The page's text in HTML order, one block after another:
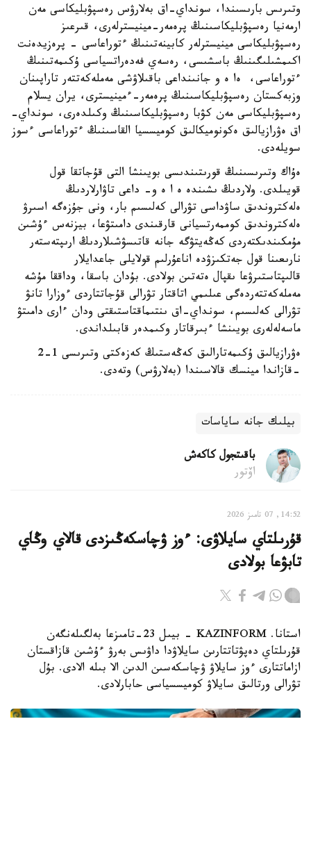
وتىرىس بارىسىندا، سونداي-اق بەلارۋس رەسپۋبليكاسى مەن
ارمەنيا رەسپۋبليكاسىنىڭ پرەمەر-مينيسترلەرى، قىرعىز
رەسپۋبليكاسى مينيسترلەر كابينەتىنىڭ ءتوراعاسى - پرەزيدەنت
اكىمشىلىگىنىڭ باسشىسى، رەسەي فەدەراتسياسى ۇكىمەتىنىڭ
ءتوراعاسى، ەا ە و جانىنداعى باقىلاۋشى مەملەكەتتەر تاراپىنان
وزبەكستان رەسپۋبليكاسىنىڭ پرەمەر-ءمينيسترى، يران يسلام
رەسپۋبليكاسى مەن كۋبا رەسپۋبليكاسىنىڭ وكىلدەرى، سونداي-
اق ەۋرازيالىق ەكونوميكالىق كوميسسيا القاسىنىڭ ءتوراعاسى ءسوز
سويلەدى.
ەۇاك وتىرىسىنىڭ قورىتىندىسى بويىنشا التى قۇجاتقا قول
قويىلدى. ولاردىڭ ىشىندە ە ا ە و- داعى تاۋارلاردىڭ
ەلەكتروندىق ساۋداسى تۋرالى كەلىسىم بار، ونى جۇزەگە اسىرۋ
ەلەكتروندىق كوممەرتسيانى قارقىندى دامىتۋعا، بيزنەس ءۇشىن
مۇمكىندىكتەردى كەڭەيتۋگە جانە قاتىسۋشىلاردىڭ ارىپتەستەر
نارىعىنا قول جەتكىزۋدە اناعۇرلىم قولايلى جاعدايلار
قالىپتاستىرۋعا ىقپال ەتەتىن بولادى. بۇدان باسقا، وداققا مۇشە
مەملەكەتتەردەگى عىلىمي اتاقتار تۋرالى قۇجاتتاردى ءوزارا تانۋ
تۋرالى كەلىسىم، سونداي-اق ىنتىماقتاستىقتى ودان ءارى دامىتۋ
ماسەلەلەرى بويىنشا ءبىرقاتار وكىمدەر قابىلداندى.
ەۋرازيالىق ۇكىمەتارالىق كەڭەستىڭ كەزەكتى وتىرىسى 1-2
-قازاندا مينسك قالاسىندا (بەلارۋس) وتەدى.
بيلىك جانە ساياسات
باقىتجول كاكەش
اۆتور
14:52, 07 تامىز 2026
قۇرىلتاي سايلاۋى: ءوز ۋچاسكەڭىزدى قالاي وڭاي
تابۋعا بولادى
استانا. KAZINFORM - بيىل 23-تامىزعا بەلگىلەنگەن
قۇرىلتاي دەپۋتاتتارىن سايلاۋدا داۋىس بەرۋ ءۇشىن قازاقستان
ازاماتتارى ءوز سايلاۋ ۋچاسكەسىن الدىن الا بىلە الادى. بۇل
تۋرالى ورتالىق سايلاۋ كوميسسياسى حابارلادى.